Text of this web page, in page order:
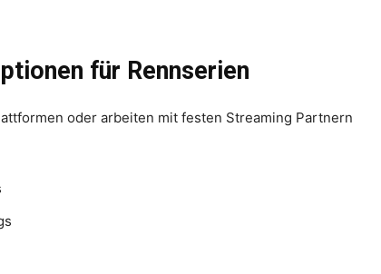
für Rennserien
oder arbeiten mit festen Streaming Partnern